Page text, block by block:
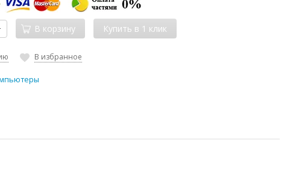
В корзину
В избранное